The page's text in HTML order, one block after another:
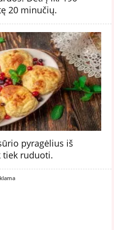
20 minučių.
pyragėlius iš
tiek ruduoti.